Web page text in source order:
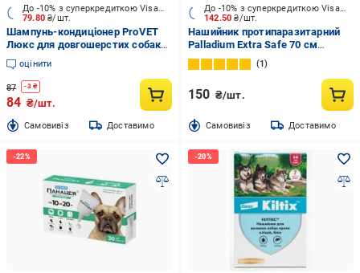
79.80₴/шт.
До -10% з суперкредиткою Visa Вигода
Шампунь-кондиціонер ProVET
Люкс для довгошерстих собак
240 мл
оцінити
87 -3₴
84 ₴/шт.
Cамовивіз Доставимо
142.50₴/шт.
До -10% з суперкредиткою Visa Вигода
Нашийник протипаразитарний
Palladium Еxtra Safe 70 см
кораловий
1
150 ₴/шт.
Cамовивіз Доставимо